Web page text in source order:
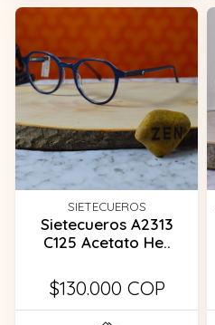
SIETECUEROS
Sietecueros A2313
C125 Acetato He..
$130.000 COP